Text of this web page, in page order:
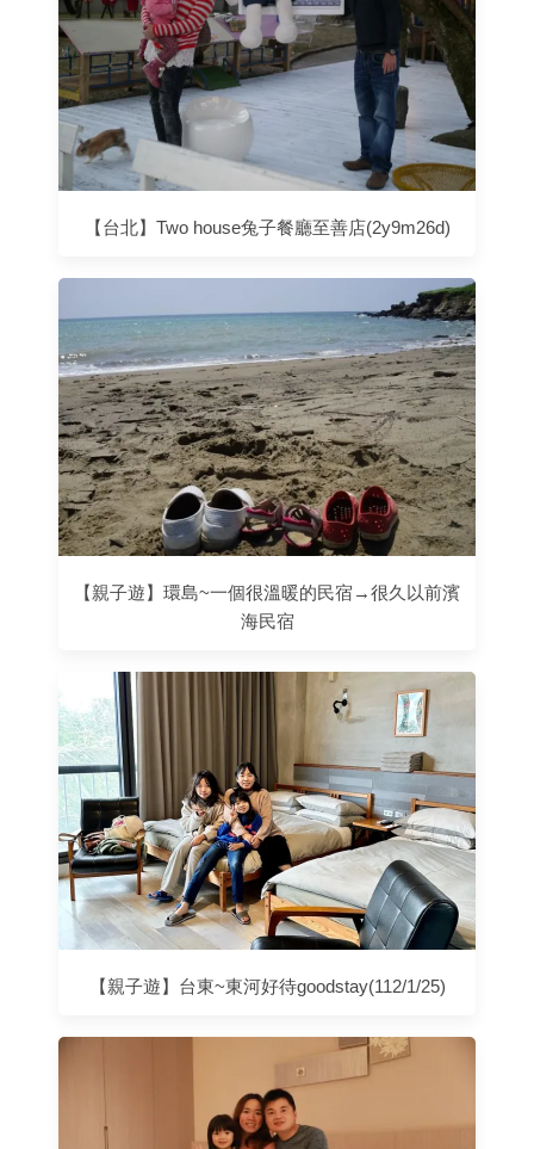
【台北】Two house兔子餐廳至善店(2y9m26d)
【親子遊】環島~一個很溫暖的民宿→很久以前濱
海民宿
【親子遊】台東~東河好待goodstay(112/1/25)